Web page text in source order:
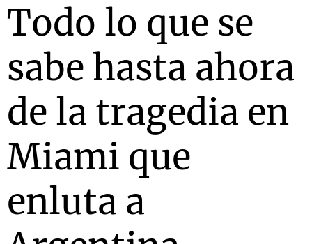
Todo lo que se
sabe hasta ahora
de la tragedia en
Miami que
enluta a